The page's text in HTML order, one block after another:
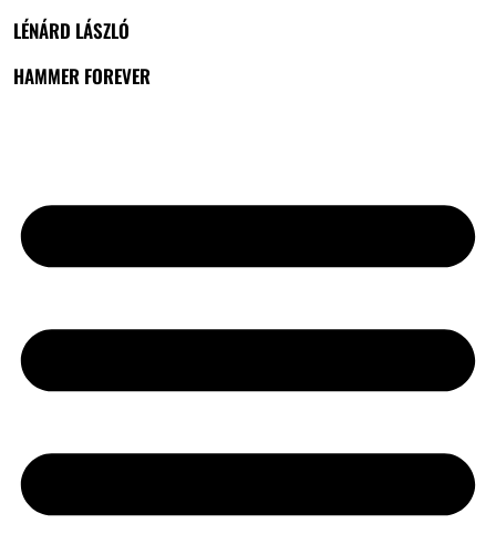
LÉNÁRD LÁSZLÓ
HAMMER FOREVER